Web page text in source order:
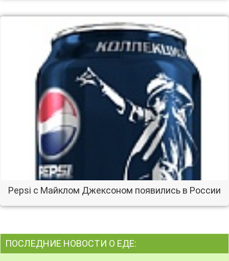
Pepsi с Майклом Джексоном появились в России
ПОСЛЕДНИЕ НОВОСТИ О ЕДЕ: